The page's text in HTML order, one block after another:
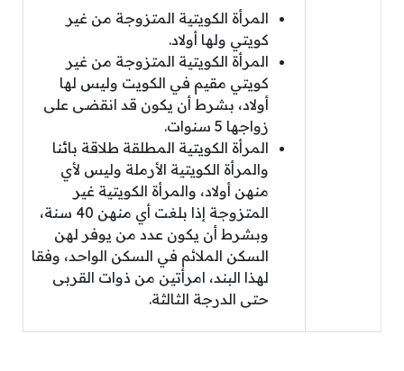
المرأة الكويتية المتزوجة من غير
كويتي ولها أولاد.
المرأة الكويتية المتزوجة من غير
كويتي مقيم في الكويت وليس لها
أولاد، بشرط أن يكون قد انقضى على
زواجها 5 سنوات.
المرأة الكويتية المطلقة طلاقة بائنا
والمرأة الكويتية الأرملة وليس لأي
منهن أولاد، والمرأة الكويتية غير
المتزوجة إذا بلغت أي منهن 40 سنة،
وبشرط أن يكون عدد من يوفر لهن
السكن الملائم في السكن الواحد، وفقا
لهذا البند، امرأتين من ذوات القربى
حتى الدرجة الثالثة.